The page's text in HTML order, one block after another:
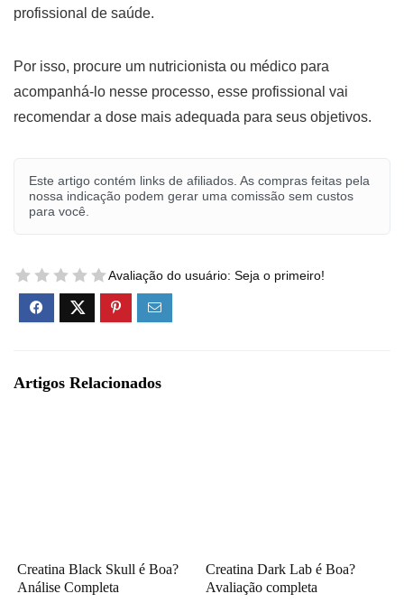
profissional de saúde.
Por isso, procure um nutricionista ou médico para
acompanhá-lo nesse processo, esse profissional vai
recomendar a dose mais adequada para seus objetivos.
Este artigo contém links de afiliados. As compras feitas pela
nossa indicação podem gerar uma comissão sem custos
para você.
Avaliação do usuário: Seja o primeiro!
Artigos Relacionados
Creatina Black Skull é Boa?
Análise Completa
Creatina Dark Lab é Boa?
Avaliação completa